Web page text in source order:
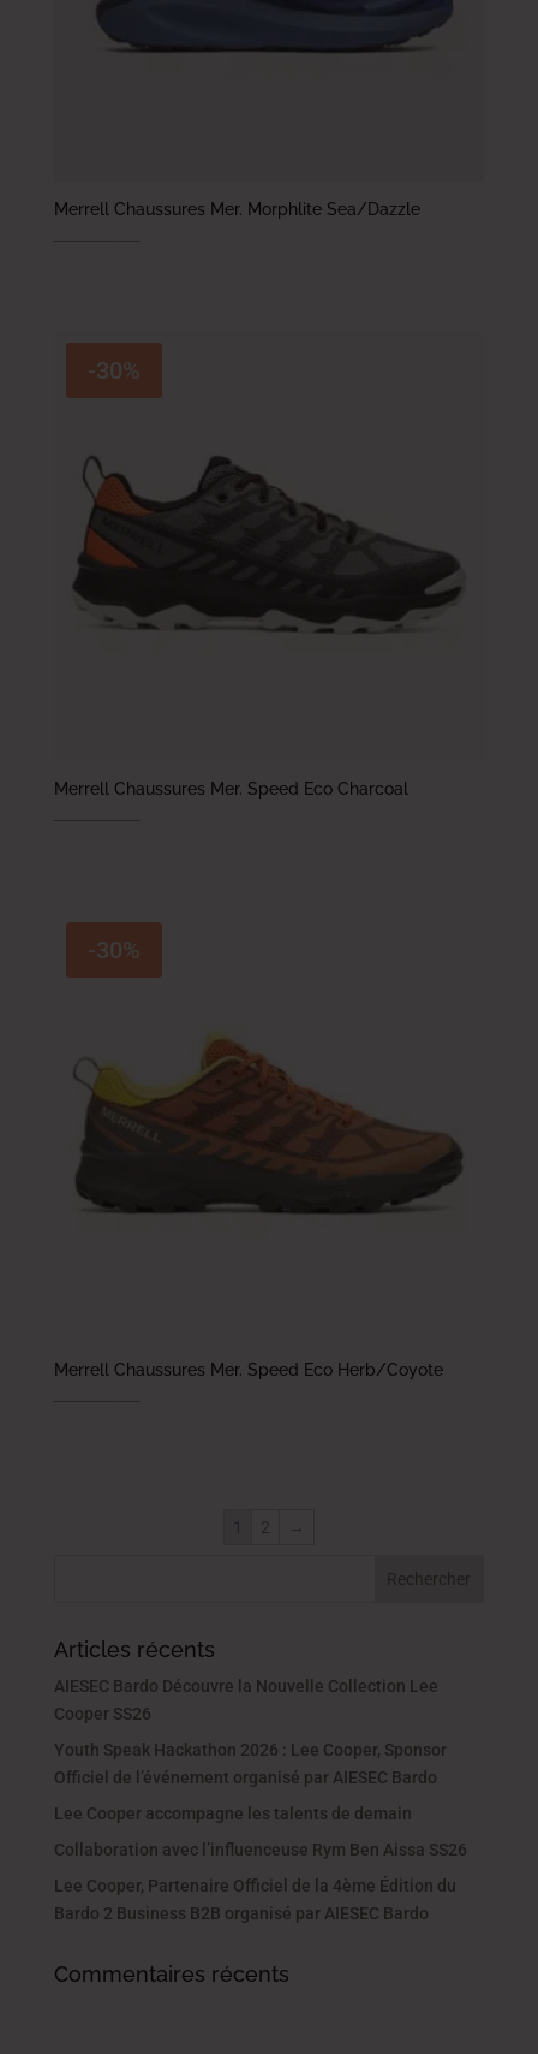
Merrell Chaussures Mer. Morphlite Sea/Dazzle
-30%
Merrell Chaussures Mer. Speed Eco Charcoal
-30%
Merrell Chaussures Mer. Speed Eco Herb/Coyote
1 2 →
Articles récents
AIESEC Bardo Découvre la Nouvelle Collection Lee
Cooper SS26
Youth Speak Hackathon 2026 : Lee Cooper, Sponsor
Officiel de l’événement organisé par AIESEC Bardo
Lee Cooper accompagne les talents de demain
Collaboration avec l’influenceuse Rym Ben Aissa SS26
Lee Cooper, Partenaire Officiel de la 4ème Édition du
Bardo 2 Business B2B organisé par AIESEC Bardo
Commentaires récents